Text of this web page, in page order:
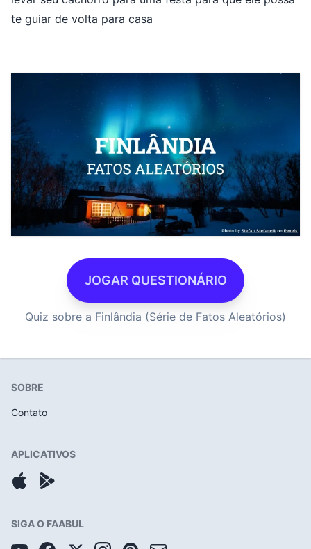
te guiar de volta para casa
JOGAR QUESTIONÁRIO
Quiz sobre a Finlândia (Série de Fatos Aleatórios)
SOBRE
Contato
APLICATIVOS
SIGA O FAABUL